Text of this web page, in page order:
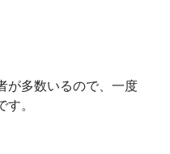
が多数いるので、一度
。